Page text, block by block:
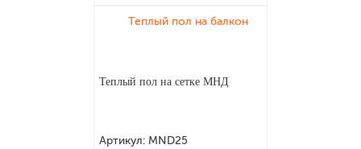
Теплый пол на балкон
Теплый пол на сетке МНД
Артикул: MND25